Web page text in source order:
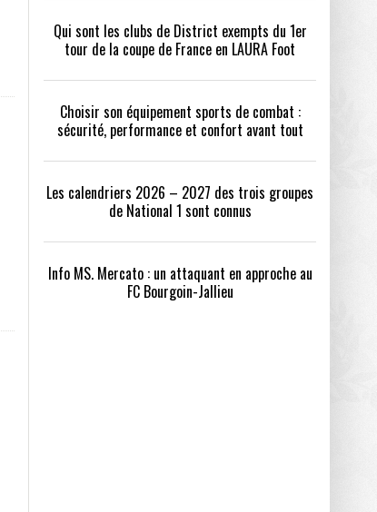
Qui sont les clubs de District exempts du 1er
tour de la coupe de France en LAURA Foot
Choisir son équipement sports de combat :
sécurité, performance et confort avant tout
Les calendriers 2026 – 2027 des trois groupes
de National 1 sont connus
Info MS. Mercato : un attaquant en approche au
FC Bourgoin-Jallieu